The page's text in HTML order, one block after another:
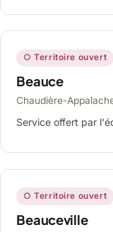
○ Territoire ouvert
Beauce
Chaudière-
Service offert par
○ Territoire ouvert
Beauceville